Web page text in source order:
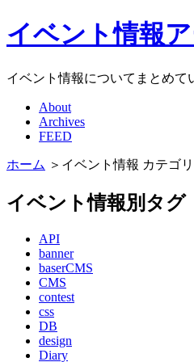
イベント情報
イベント情報についてまとめて
About
Archives
FEED
ホーム ＞イベント情報 カテゴリ
イベント情報別タグ
API
banner
baserCMS
CMS
contest
css
DB
design
Diary